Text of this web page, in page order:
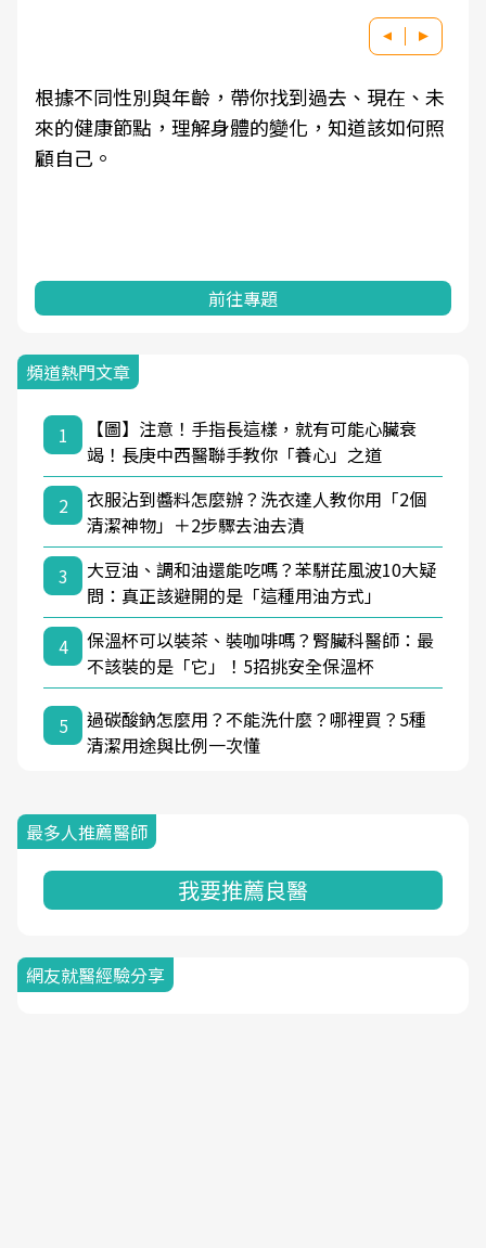
根據不同性別與年齡，帶你找到過去、現在、未
來的健康節點，理解身體的變化，知道該如何照
顧自己。
前往專題
頻道熱門文章
1
【圖】注意！手指長這樣，就有可能心臟衰
竭！長庚中西醫聯手教你「養心」之道
2
衣服沾到醬料怎麼辦？洗衣達人教你用「2個
清潔神物」＋2步驟去油去漬
3
大豆油、調和油還能吃嗎？苯駢芘風波10大疑
問：真正該避開的是「這種用油方式」
4
保溫杯可以裝茶、裝咖啡嗎？腎臟科醫師：最
不該裝的是「它」！5招挑安全保溫杯
5
過碳酸鈉怎麼用？不能洗什麼？哪裡買？5種
清潔用途與比例一次懂
最多人推薦醫師
我要推薦良醫
網友就醫經驗分享